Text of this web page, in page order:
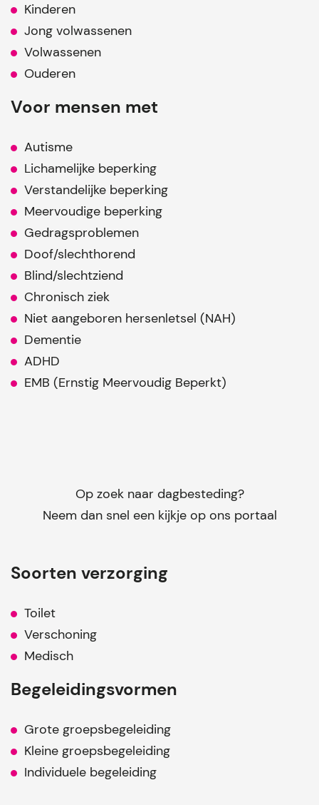
Kinderen
Jong volwassenen
Volwassenen
Ouderen
Voor mensen met
Autisme
Lichamelijke beperking
Verstandelijke beperking
Meervoudige beperking
Gedragsproblemen
Doof/slechthorend
Blind/slechtziend
Chronisch ziek
Niet aangeboren hersenletsel (NAH)
Dementie
ADHD
EMB (Ernstig Meervoudig Beperkt)
Op zoek naar dagbesteding?
Neem dan snel een kijkje op ons portaal
Soorten verzorging
Toilet
Verschoning
Medisch
Begeleidingsvormen
Grote groepsbegeleiding
Kleine groepsbegeleiding
Individuele begeleiding